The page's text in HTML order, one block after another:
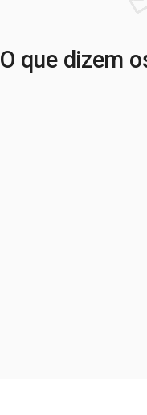
O que dizem